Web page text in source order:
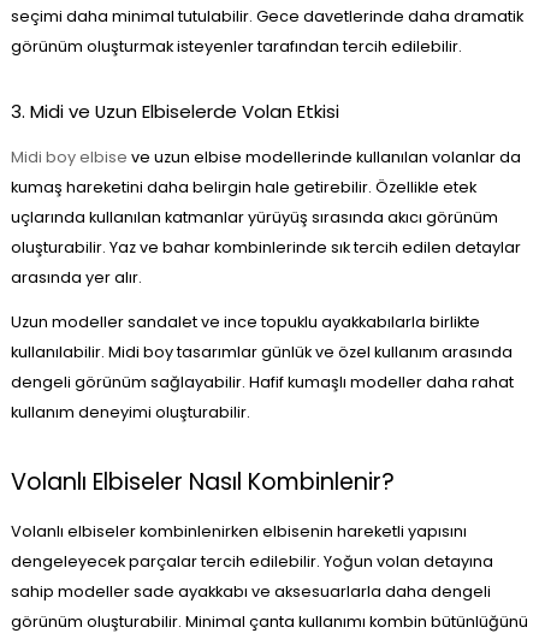
seçimi daha minimal tutulabilir. Gece davetlerinde daha dramatik
görünüm oluşturmak isteyenler tarafından tercih edilebilir.
3. Midi ve Uzun Elbiselerde Volan Etkisi
Midi boy elbise ve uzun elbise modellerinde kullanılan volanlar da
kumaş hareketini daha belirgin hale getirebilir. Özellikle etek
uçlarında kullanılan katmanlar yürüyüş sırasında akıcı görünüm
oluşturabilir. Yaz ve bahar kombinlerinde sık tercih edilen detaylar
arasında yer alır.
Uzun modeller sandalet ve ince topuklu ayakkabılarla birlikte
kullanılabilir. Midi boy tasarımlar günlük ve özel kullanım arasında
dengeli görünüm sağlayabilir. Hafif kumaşlı modeller daha rahat
kullanım deneyimi oluşturabilir.
Volanlı Elbiseler Nasıl Kombinlenir?
Volanlı elbiseler kombinlenirken elbisenin hareketli yapısını
dengeleyecek parçalar tercih edilebilir. Yoğun volan detayına
sahip modeller sade ayakkabı ve aksesuarlarla daha dengeli
görünüm oluşturabilir. Minimal çanta kullanımı kombin bütünlüğünü